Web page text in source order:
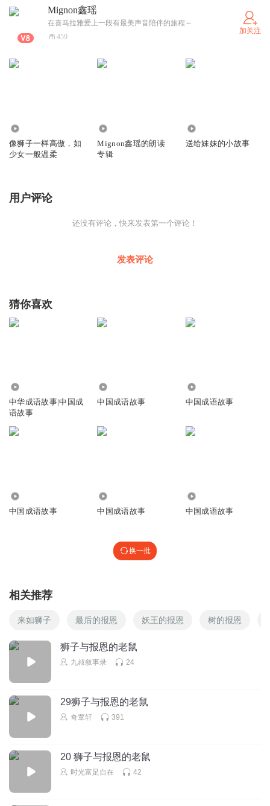
Mignon鑫瑶
在喜马拉雅爱上一段有最美声音陪伴的旅程～
459
加关注
像狮子一样高傲，如
少女一般温柔
Mignon鑫瑶的朗读
专辑
送给妹妹的小故事
用户评论
还没有评论，快来发表第一个评论！
发表评论
猜你喜欢
中华成语故事|中国成
语故事
中国成语故事 中国成语故事
中国成语故事 中国成语故事 中国成语故事
换一批
相关推荐
来如狮子 最后的报恩 妖王的报恩 树的报恩
狮子与报恩的老鼠
九叔叙事录 24
29狮子与报恩的老鼠
奇覃轩 391
20 狮子与报恩的老鼠
时光富足自在 42